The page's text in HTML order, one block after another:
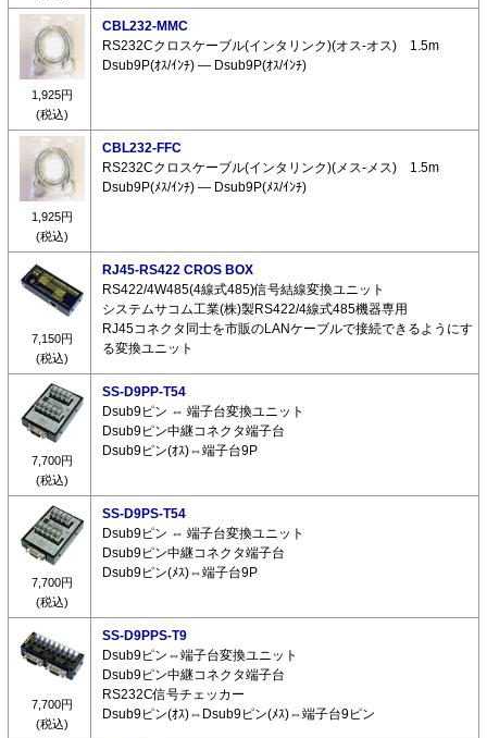
1,925円
(税込)
CBL232-MMC
RS232Cクロスケーブル(インタリンク)(オス-オス) 1.5m
Dsub9P(ｵｽ/ｲﾝﾁ) ― Dsub9P(ｵｽ/ｲﾝﾁ)
1,925円
(税込)
CBL232-FFC
RS232Cクロスケーブル(インタリンク)(メス-メス) 1.5m
Dsub9P(ﾒｽ/ｲﾝﾁ) ― Dsub9P(ﾒｽ/ｲﾝﾁ)
7,150円
(税込)
RJ45-RS422 CROS BOX
RS422/4W485(4線式485)信号結線変換ユニット
システムサコム工業(株)製RS422/4線式485機器専用
RJ45コネクタ同士を市販のLANケーブルで接続できるようにす
る変換ユニット
7,700円
(税込)
SS-D9PP-T54
Dsub9ピン ⇔ 端子台変換ユニット
Dsub9ピン中継コネクタ端子台
Dsub9ピン(ｵｽ)⇔端子台9P
7,700円
(税込)
SS-D9PS-T54
Dsub9ピン ⇔ 端子台変換ユニット
Dsub9ピン中継コネクタ端子台
Dsub9ピン(ﾒｽ)⇔端子台9P
7,700円
(税込)
SS-D9PPS-T9
Dsub9ピン⇔端子台変換ユニット
Dsub9ピン中継コネクタ端子台
RS232C信号チェッカー
Dsub9ピン(ｵｽ)⇔Dsub9ピン(ﾒｽ)⇔端子台9ピン